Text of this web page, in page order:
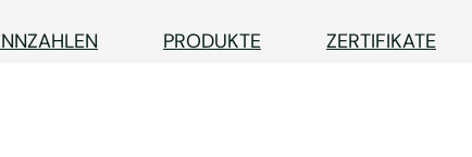
PRODUKTE ZERTIFIKATE